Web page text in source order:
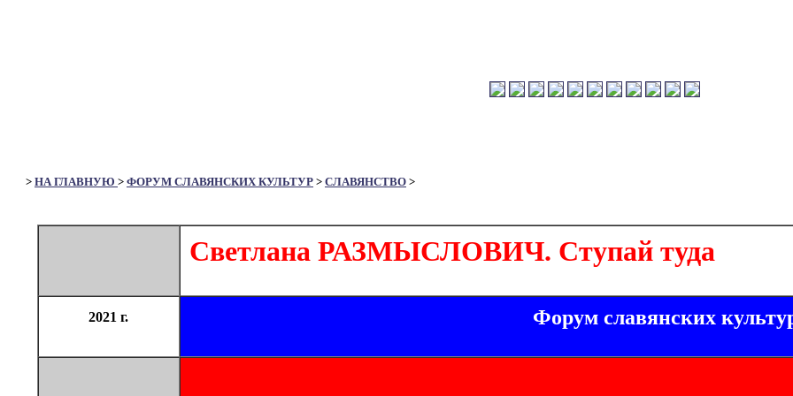
> НА ГЛАВНУЮ > ФОРУМ СЛАВЯНСКИХ КУЛЬТУР > СЛАВЯНСТВО >
Светлана РАЗМЫСЛОВИЧ. Ступай туда
2021 г. Форум славянских